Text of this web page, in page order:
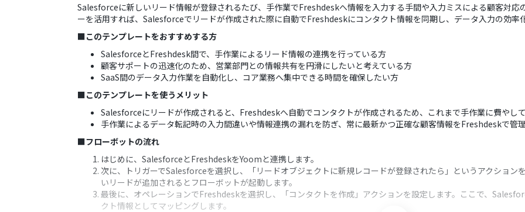
Salesforceに新しいリード情報が登録されるたび、手作業でFreshdeskへ情報を入力する手間や入力ミスによる顧客対応
ーを活用すれば、Salesforceでリードが作成された際に自動でFreshdeskにコンタクト情報を同期し、データ入力の効率
■このテンプレートをおすすめする方
SalesforceとFreshdesk間で、手作業によるリード情報の連携を行っている方
顧客サポートの迅速化のため、営業部門との情報共有を円滑にしたいと考えている方
SaaS間のデータ入力作業を自動化し、コア業務へ集中できる時間を確保したい方
■このテンプレートを使うメリット
Salesforceにリードが作成されると、Freshdeskへ自動でコンタクトが作成されるため、これまで手作業に費やし
手作業によるデータ転記時の入力間違いや情報連携の漏れを防ぎ、常に最新かつ正確な顧客情報をFreshdeskで管
■フローボットの流れ
はじめに、SalesforceとFreshdeskをYoomと連携します。
次に、トリガーでSalesforceを選択し、「リードオブジェクトに新規レコードが登録されたら」というアクション
いリードが追加されるとフローボットが起動します。
最後に、オペレーションでFreshdeskを選択し、「コンタクトを作成」アクションを設定します。ここで、
クト情報としてマッピングします。